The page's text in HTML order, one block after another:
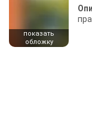
показать
обложку